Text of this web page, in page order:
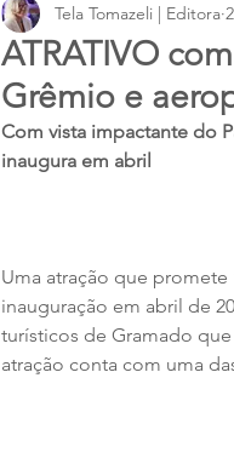
ATRATIVO
Grêmio e
Tela Tomazeli | Editora
Com vista impactante do
inaugura em abril
Uma atração que
inauguração em abril de
turísticos de Gramado
atração conta com uma